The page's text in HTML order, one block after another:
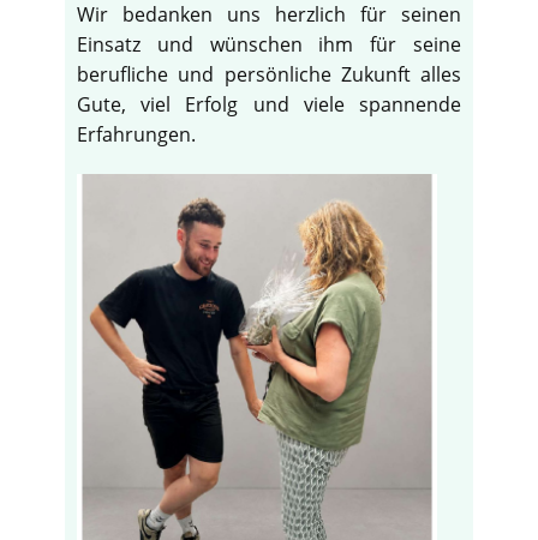
Wir bedanken uns herzlich für seinen
Einsatz und wünschen ihm für seine
berufliche und persönliche Zukunft alles
Gute, viel Erfolg und viele spannende
Erfahrungen.